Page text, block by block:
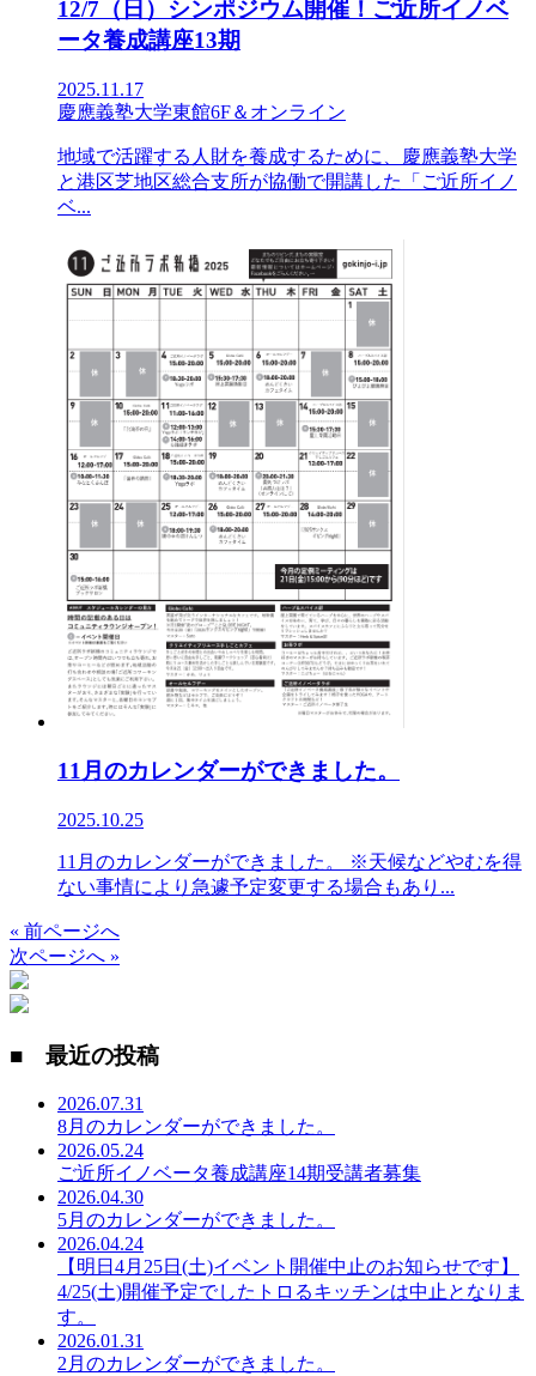
12/7（日）シンポジウム開催！ご近所イノベ
ータ養成講座13期
2025.11.17
慶應義塾大学東館6F＆オンライン
地域で活躍する人財を養成するために、慶應義塾大学
と港区芝地区総合支所が協働で開講した「ご近所イノ
ベ...
11月のカレンダーができました。
2025.10.25
11月のカレンダーができました。 ※天候などやむを得
ない事情により急遽予定変更する場合もあり...
« 前ページへ
次ページへ »
■ 最近の投稿
2026.07.31
8月のカレンダーができました。
2026.05.24
ご近所イノベータ養成講座14期受講者募集
2026.04.30
5月のカレンダーができました。
2026.04.24
【明日4月25日(土)イベント開催中止のお知らせです】
4/25(土)開催予定でしたトロるキッチンは中止となりま
す。
2026.01.31
2月のカレンダーができました。